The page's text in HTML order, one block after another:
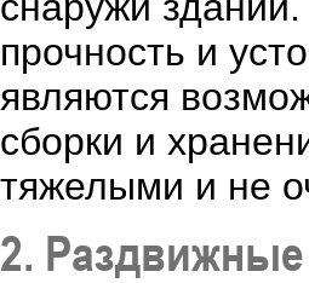
прочность и
являются
сборки и
тяжелыми и не
2.